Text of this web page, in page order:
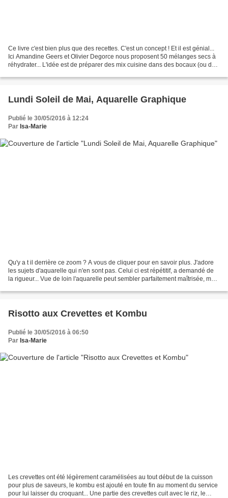
Ce livre c'est bien plus que des recettes. C'est un concept ! Et il est génial...
Ici Amandine Geers et Olivier Degorce nous proposent 50 mélanges secs à
réhydrater... L'idée est de préparer des mix cuisine dans des bocaux (ou des
Lundi Soleil de Mai, Aquarelle Graphique
Publié le 30/05/2016 à 12:24
Par Isa-Marie
Qu'y a t il derrière ce zoom ? A vous de cliquer pour en savoir plus. J'adore
les sujets d'aquarelle qui n'en sont pas. Celui ci est répétitif, a demandé de
la rigueur... Vue de loin l'aquarelle peut sembler parfaitement maîtrisée, mais
Risotto aux Crevettes et Kombu
Publié le 30/05/2016 à 06:50
Par Isa-Marie
Les crevettes ont été légèrement caramélisées au tout début de la cuisson
pour plus de saveurs, le kombu est ajouté en toute fin au moment du service
pour lui laisser du croquant... Une partie des crevettes cuit avec le riz, le